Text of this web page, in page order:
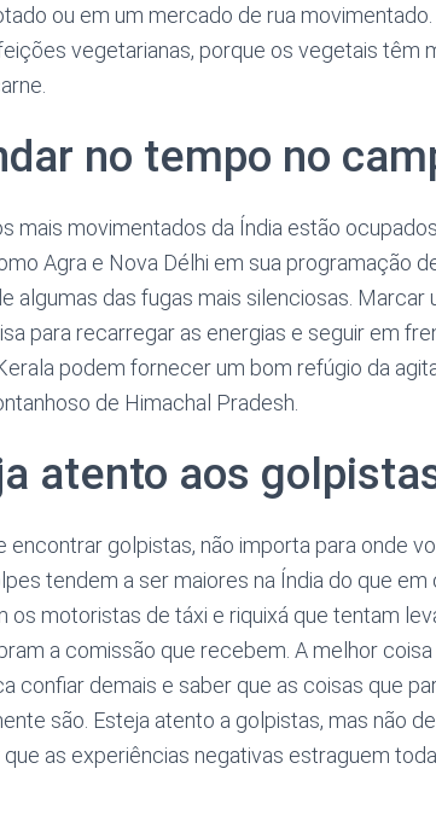
ou em um mercado de rua
vegetarianas, porque os vegetais têm
no tempo no
mais movimentados da Índia estão
Agra e Nova Délhi em sua programação
algumas das fugas mais silenciosas.
para recarregar as energias e seguir em
podem fornecer um bom refúgio da
de Himachal Pradesh.
atento aos
encontrar golpistas, não importa para onde
tendem a ser maiores na Índia do que
os motoristas de táxi e riquixá que tentam
a comissão que recebem. A melhor
confiar demais e saber que as coisas que
são. Esteja atento a golpistas, mas não
as experiências negativas estraguem toda